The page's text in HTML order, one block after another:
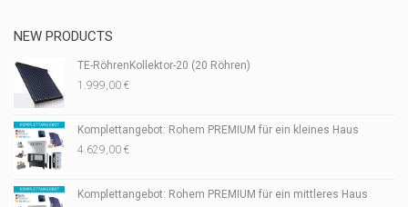
NEW PRODUCTS
TE-RöhrenKollektor-20 (20 Röhren)
1.999,00 €
Komplettangebot: Rohem PREMIUM für ein kleines Haus
4.629,00 €
Komplettangebot: Rohem PREMIUM für ein mittleres Haus